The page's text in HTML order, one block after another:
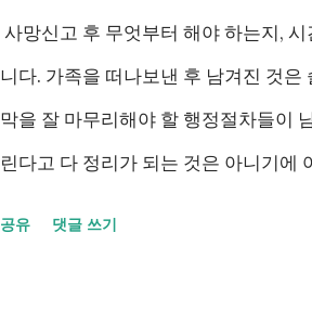
시행될 예정입니다. 부모와 함께 살아
사망신고 후 무엇부터 해야 하는지,
니다. 가족을 떠나보낸 후 남겨진 것
막을 잘 마무리해야 할 행정절차들이
린다고 다 정리가 되는 것은 아니기에
공유 댓글 쓰기